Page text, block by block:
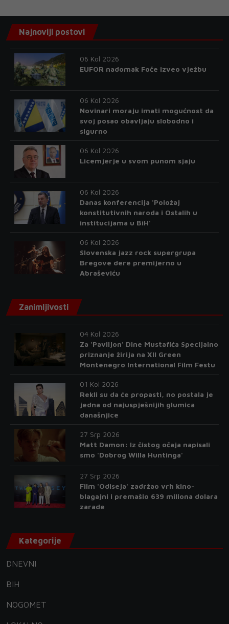
Najnoviji postovi
06 Kol 2026
EUFOR nadomak Foče izveo vježbu
06 Kol 2026
Novinari moraju imati mogućnost da
svoj posao obavljaju slobodno i
sigurno
06 Kol 2026
Licemjerje u svom punom sjaju
06 Kol 2026
Danas konferencija 'Položaj
konstitutivnih naroda i Ostalih u
institucijama u BiH'
06 Kol 2026
Slovenska jazz rock supergrupa
Bregove dere premijerno u
Abraševiću
Zanimljivosti
04 Kol 2026
Za 'Paviljon' Dine Mustafića Specijalno
priznanje žirija na XII Green
Montenegro International Film Festu
01 Kol 2026
Rekli su da će propasti, no postala je
jedna od najuspješnijih glumica
današnjice
27 Srp 2026
Matt Damon: Iz čistog očaja napisali
smo 'Dobrog Willa Huntinga'
27 Srp 2026
Film 'Odiseja' zadržao vrh kino-
blagajni i premašio 639 miliona dolara
zarade
Kategorije
DNEVNI
BIH
NOGOMET